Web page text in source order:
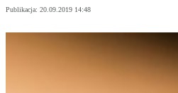
Publikacja: 20.09.2019 14:48